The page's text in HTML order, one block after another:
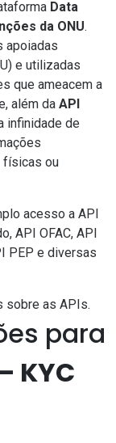
Data
da ONU.
apoiadas
e utilizadas
que ameacem a
além da API
infinidade de
físicas ou
acesso a API
, API OFAC, API
PEP e diversas
sobre as APIs.
para
KYC